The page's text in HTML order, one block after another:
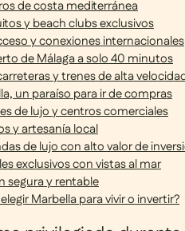
de costa mediterránea
y beach clubs exclusivos
y conexiones internacionales
de Málaga a solo 40 minutos
y trenes de alta
un paraíso para ir de compras
de lujo y centros comerciales
y artesanía local
de lujo con alto valor de
exclusivos con vistas al mar
segura y rentable
Marbella para vivir o invertir?